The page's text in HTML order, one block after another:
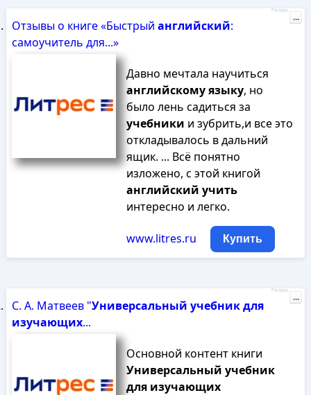
Отзывы о книге «Быстрый английский:
самоучитель для...»
Давно мечтала научиться
английскомуязыку, но
было лень садиться за
учебники и зубрить,и все это
откладывалось в дальний
ящик. ... Всё понятно
изложено, с этой книгой
английский учить
интересно и легко.
www.litres.ru Купить
Реклама
...
С. А. Матвеев "Универсальный учебникдля
изучающих...
Основной контент книги
Универсальный учебник
для изучающих
Реклама
...